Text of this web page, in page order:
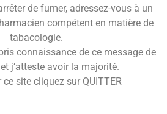
le mélange avec son
pour une
à la fois équilibrée,
et qualité signée Made
de fumer, adressez-vous à un
compétent en matière de
tabacologie.
connaissance de ce message de
j’atteste avoir la majorité.
site cliquez sur QUITTER